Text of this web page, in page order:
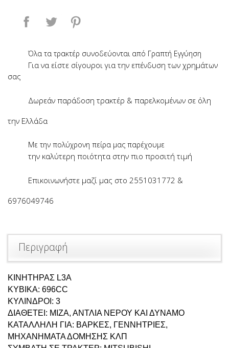
Κοινή χρήση
Tweet
Όλα τα τρακτέρ συνοδεύονται από Γραπτή Εγγύηση
Για να είστε σίγουροι για την επένδυση των χρημάτων
σας
Δωρεάν παράδοση τρακτέρ & παρελκομένων σε όλη
την Ελλάδα
Με την πολύχρονη πείρα μας παρέχουμε
την καλύτερη ποιότητα στην πιο προσιτή τιμή
Επικοινωνήστε μαζί μας στο 2551031772 &
6976049746
Περιγραφή
ΚΙΝΗΤΗΡΑΣ L3A
ΚΥΒΙΚΑ: 696CC
ΚΥΛΙΝΔΡΟΙ: 3
ΔΙΑΘΕΤΕΙ: ΜΙΖΑ, ΑΝΤΛΙΑ ΝΕΡΟΥ ΚΑΙ ΔΥΝΑΜΟ
ΚΑΤΑΛΛΗΛΗ ΓΙΑ: ΒΑΡΚΕΣ, ΓΕΝΝΗΤΡΙΕΣ,
ΜΗΧΑΝΗΜΑΤΑ ΔΟΜΗΣΗΣ ΚΛΠ